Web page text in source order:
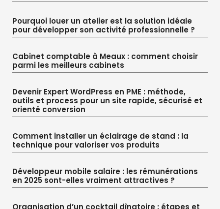
Pourquoi louer un atelier est la solution idéale
pour développer son activité professionnelle ?
Cabinet comptable à Meaux : comment choisir
parmi les meilleurs cabinets
Devenir Expert WordPress en PME : méthode,
outils et process pour un site rapide, sécurisé et
orienté conversion
Comment installer un éclairage de stand : la
technique pour valoriser vos produits
Développeur mobile salaire : les rémunérations
en 2025 sont-elles vraiment attractives ?
Organisation d’un cocktail dînatoire : étapes et